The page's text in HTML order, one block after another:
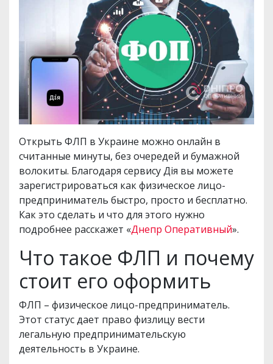
Открыть ФЛП в Украине можно онлайн в
считанные минуты, без очередей и бумажной
волокиты. Благодаря сервису Дія вы можете
зарегистрироваться как физическое лицо-
предприниматель быстро, просто и бесплатно.
Как это сделать и что для этого нужно
подробнее расскажет «Днепр Оперативный».
Что такое ФЛП и почему
стоит его оформить
ФЛП – физическое лицо-предприниматель.
Этот статус дает право физлицу вести
легальную предпринимательскую
деятельность в Украине.